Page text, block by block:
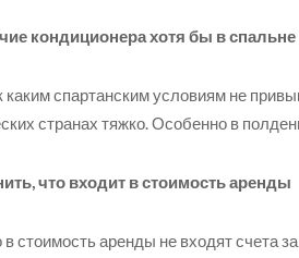
кондиционера хотя бы в спальне
каким спартанским условиям не
странах тяжко. Особенно в
что входит в стоимость аренды
стоимость аренды не входят счета